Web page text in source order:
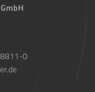
0